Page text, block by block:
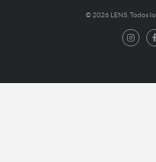
© 2026 LENS. Todos